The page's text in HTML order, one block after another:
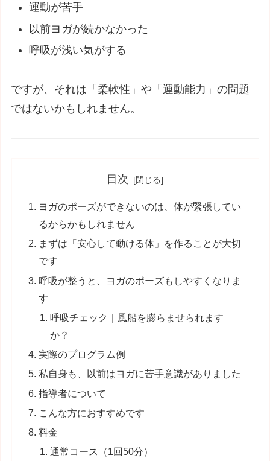
運動が苦手
以前ヨガが続かなかった
呼吸が浅い気がする
ですが、それは「柔軟性」や「運動能力」の問題
ではないかもしれません。
目次
ヨガのポーズができないのは、体が緊張してい
るからかもしれません
まずは「安心して動ける体」を作ることが大切
です
呼吸が整うと、ヨガのポーズもしやすくなりま
す
呼吸チェック｜風船を膨らませられます
か？
実際のプログラム例
私自身も、以前はヨガに苦手意識がありました
指導者について
こんな方におすすめです
料金
通常コース（1回50分）